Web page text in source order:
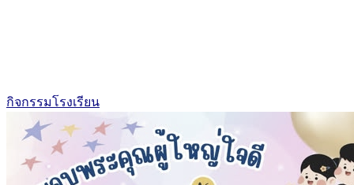
กิจกรรมโรงเรียน